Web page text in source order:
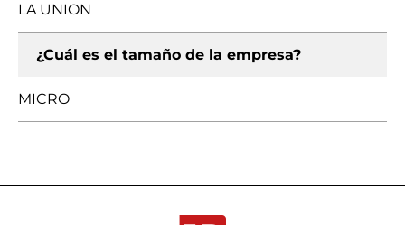
LA UNION
¿Cuál es el tamaño de la empresa?
MICRO